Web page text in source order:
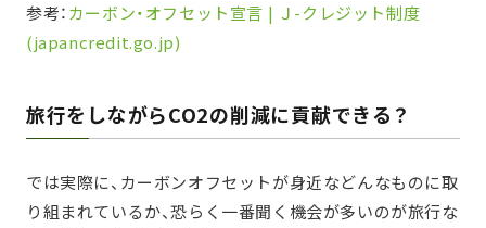
参考：カーボン・オフセット宣言 | Ｊ-クレジット制度
(japancredit.go.jp)
旅行をしながらCO2の削減に貢献できる？
では実際に、カーボンオフセットが身近などんなものに取
り組まれているか、恐らく一番聞く機会が多いのが旅行な